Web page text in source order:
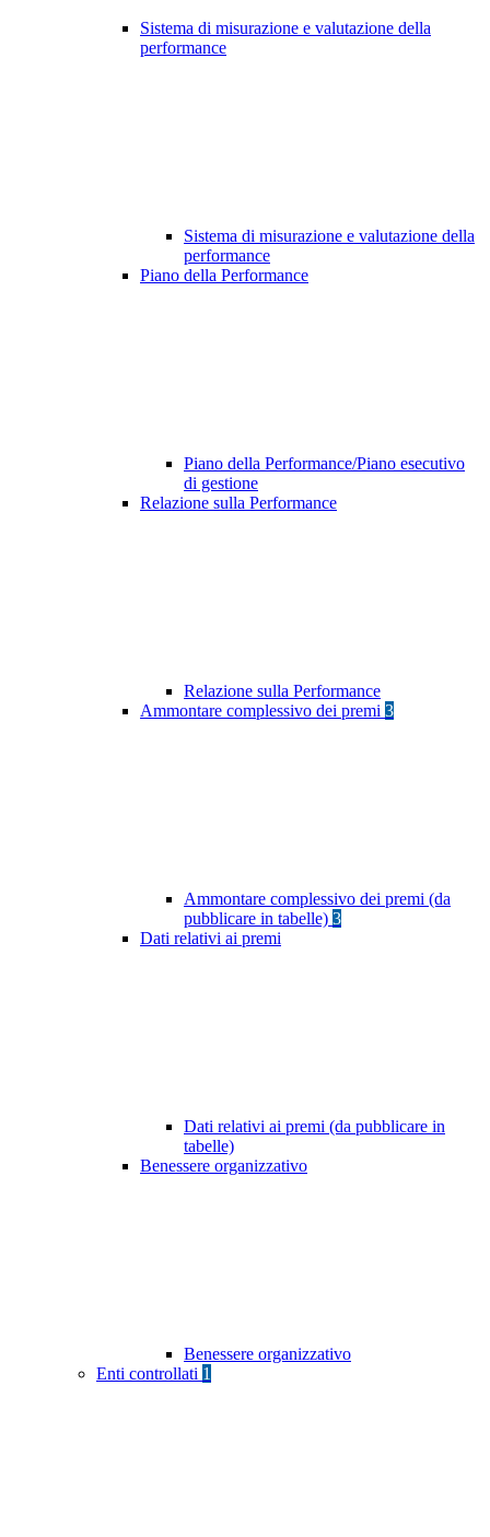
Sistema di misurazione e valutazione della
performance
Sistema di misurazione e valutazione della
performance
Piano della Performance
Piano della Performance/Piano esecutivo
di gestione
Relazione sulla Performance
Relazione sulla Performance
Ammontare complessivo dei premi 3
Ammontare complessivo dei premi (da
pubblicare in tabelle) 3
Dati relativi ai premi
Dati relativi ai premi (da pubblicare in
tabelle)
Benessere organizzativo
Benessere organizzativo
Enti controllati 1